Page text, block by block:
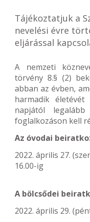
Tájékoztatjuk a
nevelési évre
eljárással
A nemzeti
törvény 8.§ (2)
abban az évben,
harmadik
napjától
foglalkozáson kell
Az óvodai
2022. április 27.
16.00-ig
A bölcsődei
2022. április 29.